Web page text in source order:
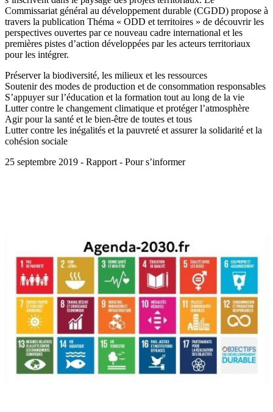
Commissariat général au développement durable (CGDD) propose à
travers la publication Théma « ODD et territoires » de découvrir les
perspectives ouvertes par ce nouveau cadre international et les
premières pistes d’action développées par les acteurs territoriaux
pour les intégrer.
Préserver la biodiversité, les milieux et les ressources
Soutenir des modes de production et de consommation responsables
S’appuyer sur l’éducation et la formation tout au long de la vie
Lutter contre le changement climatique et protéger l’atmosphère
Agir pour la santé et le bien-être de toutes et tous
Lutter contre les inégalités et la pauvreté et assurer la solidarité et la
cohésion sociale
25 septembre 2019 - Rapport - Pour s’informer